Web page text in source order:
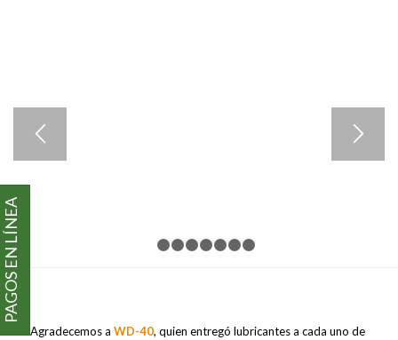
1 2
Agradecemos a WD-40, quien entregó lubricantes a cada uno de
PAGOS EN LÍNEA